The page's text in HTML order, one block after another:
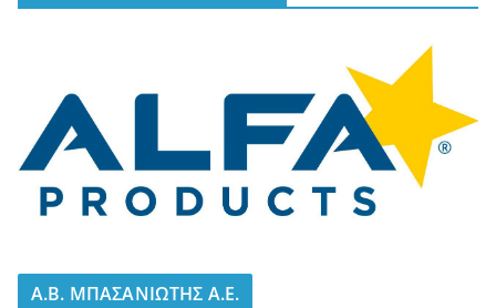
A.B. ΜΠΑΣΑΝΙΩΤΗΣ Α.Ε.